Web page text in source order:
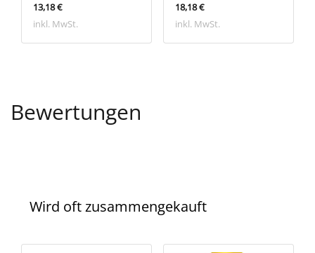
13,18 €
inkl. MwSt.
18,18 €
inkl. MwSt.
Bewertungen
Wird oft zusammengekauft